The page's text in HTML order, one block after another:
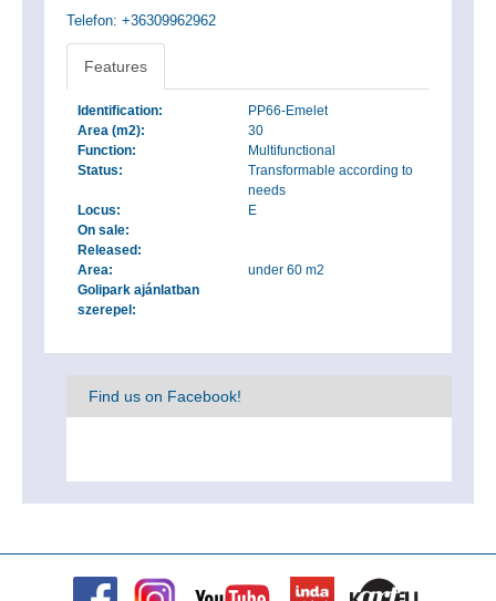
Telefon: +36309962962
Features
Identification:
PP66-Emelet
Area (m2):
30
Function:
Multifunctional
Status:
Transformable according to
needs
Locus:
E
On sale:
Released:
Area:
under 60 m2
Golipark ajánlatban
szerepel:
Find us on Facebook!